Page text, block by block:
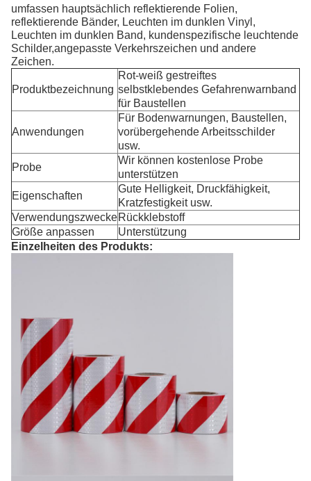
umfassen hauptsächlich reflektierende Folien,
reflektierende Bänder, Leuchten im dunklen Vinyl,
Leuchten im dunklen Band, kundenspezifische leuchtende
Schilder,angepasste Verkehrszeichen und andere
Zeichen.
Produktbezeichnung
Rot-weiß gestreiftes
selbstklebendes Gefahrenwarnband
für Baustellen
Anwendungen
Für Bodenwarnungen, Baustellen,
vorübergehende Arbeitsschilder
usw.
Probe
Wir können kostenlose Probe
unterstützen
Eigenschaften
Gute Helligkeit, Druckfähigkeit,
Kratzfestigkeit usw.
VerwendungszweckeRückklebstoff
Größe anpassen
Unterstützung
Einzelheiten des Produkts: